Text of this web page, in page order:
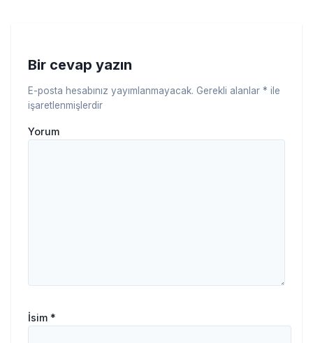
Bir cevap yazın
E-posta hesabınız yayımlanmayacak. Gerekli alanlar * ile
işaretlenmişlerdir
Yorum
İsim *